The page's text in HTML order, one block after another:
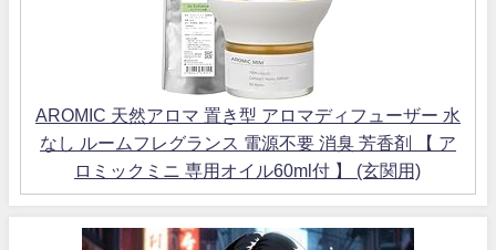
AROMIC 天然アロマ 置き型 アロマディフューザー 水
なし ルームフレグランス 電源不要 消臭 芳香剤 【 ア
ロミックミニ 専用オイル60ml付 】 (玄関用)